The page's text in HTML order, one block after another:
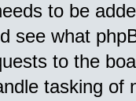
to be
see what
to the
tasking of